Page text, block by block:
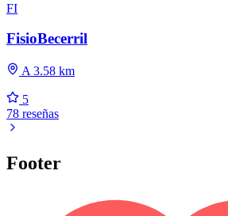
FI
FisioBecerril
A 3.58 km
5
78 reseñas
Footer